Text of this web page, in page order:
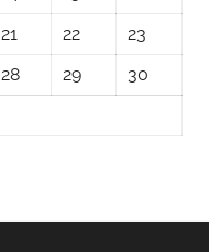
21 22
23
28 29
30